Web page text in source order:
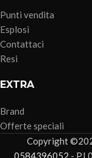
Punti vendita
Esplosi
Contattaci
Resi
EXTRA
Brand
Offerte speciali
Copyright
0584396052 - P.I